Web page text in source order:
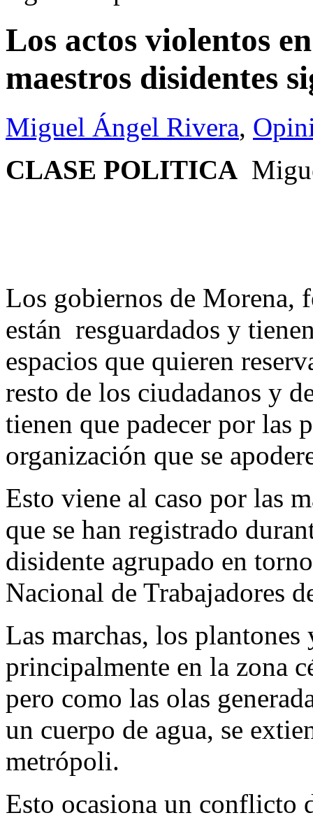
Los actos violentos
maestros disidentes
Miguel Ángel Rivera,
CLASE POLITICA
Los gobiernos de Morena,
están resguardados y
espacios que quieren
resto de los ciudadanos y
tienen que padecer por las
organización que se
Esto viene al caso por las
que se han registrado
disidente agrupado en
Nacional de Trabajadores
Las marchas, los
principalmente en la zona
pero como las olas
un cuerpo de agua, se
metrópoli.
Esto ocasiona un conflicto